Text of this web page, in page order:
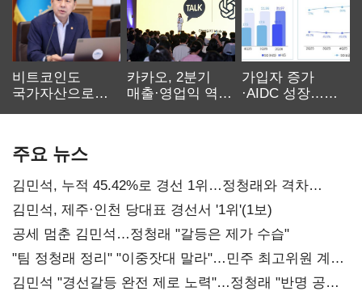
비트코인도
국가자산으로…'
카카오, 2분기
매출·영업익 역대
가입자 증가
·AIDC 성장…
주요 뉴스
김민석, 누적 45.42%로 경선 1위…정청래와 격차
0.86%p(2보)
김민석, 제주·인천 당대표 경선서 '1위'(1보)
공세 멈춘 김민석…정청래 "갈등은 제가 수습"
"팀 정청래 정리" "이중잣대 말라"…민주 최고위원 계파
다툼 격화
김민석 "경선갈등 완전 제로 노력"…정청래 "반명 공세